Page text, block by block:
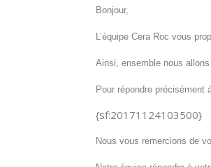
Bonjour,
L’équipe Cera Roc vous
Ainsi, ensemble nous
Pour répondre précisément
{sf:20171124103500}
Nous vous remercions de